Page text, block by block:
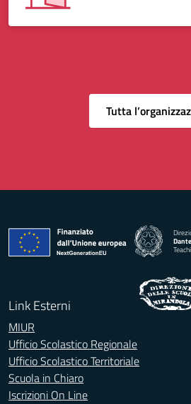
Tutta
Link Esterni
MIUR
Ufficio Scolastico Regionale
Ufficio Scolastico Territoriale
Scuola in Chiaro
Iscrizioni On Line